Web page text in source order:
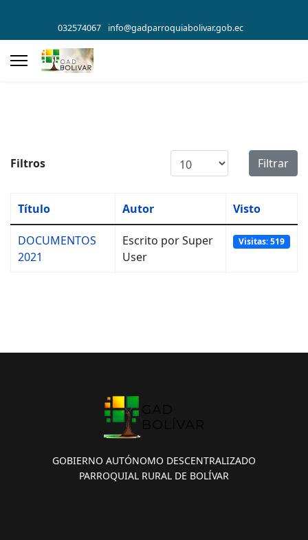
032574067 info@gadparroquiabolivar.gob.ec
Filtros Cantidad a mostrarFiltrar
Título Autor Visto
DOCUMENTOS
2021
Escrito por Super
User
Visitas: 519
GOBIERNO AUTÓNOMO DESCENTRALIZADO
PARROQUIAL RURAL DE BOLÍVAR